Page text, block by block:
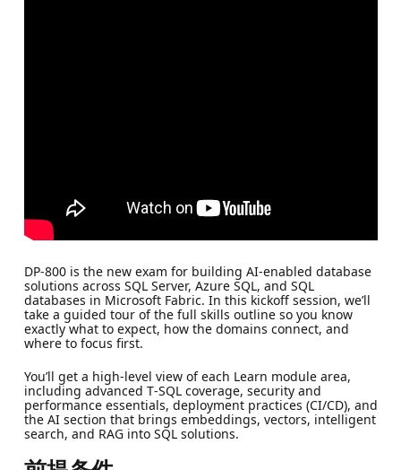
DP-800 is the new exam for building AI-enabled database
solutions across SQL Server, Azure SQL, and SQL
databases in Microsoft Fabric. In this kickoff session, we’ll
take a guided tour of the full skills outline so you know
exactly what to expect, how the domains connect, and
where to focus first.
You’ll get a high-level view of each Learn module area,
including advanced T‑SQL coverage, security and
performance essentials, deployment practices (CI/CD), and
the AI section that brings embeddings, vectors, intelligent
search, and RAG into SQL solutions.